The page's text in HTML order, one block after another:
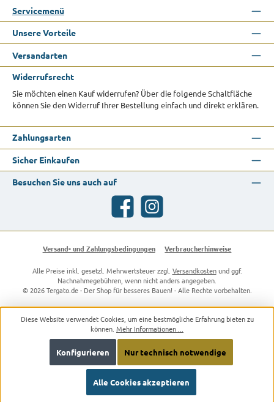
Servicemenü
Unsere Vorteile
Versandarten
Widerrufsrecht
Sie möchten einen Kauf widerrufen? Über die folgende Schaltfläche
können Sie den Widerruf Ihrer Bestellung einfach und direkt erklären.
Zahlungsarten
Sicher Einkaufen
Besuchen Sie uns auch auf
Facebook Instagram
Versand- und Zahlungsbedingungen Verbraucherhinweise
Alle Preise inkl. gesetzl. Mehrwertsteuer zzgl. Versandkostenund ggf.
Nachnahmegebühren, wenn nicht anders angegeben.
© 2026 Tergato.de - Der Shop für besseres Bauen! - Alle Rechte vorbehalten.
Diese Website verwendet Cookies, um eine bestmögliche Erfahrung bieten zu
können. Mehr Informationen ...
Nur technisch notwendige
Konfigurieren
Alle Cookies akzeptieren